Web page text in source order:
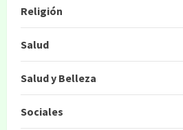
Religión
Salud
Salud y Belleza
Sociales